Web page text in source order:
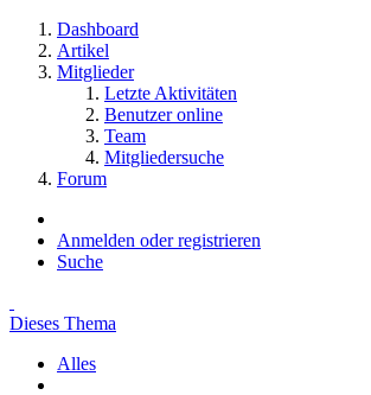
Dashboard
Artikel
Mitglieder
Letzte Aktivitäten
Benutzer online
Team
Mitgliedersuche
Forum
Anmelden oder registrieren
Suche
Dieses Thema
Alles